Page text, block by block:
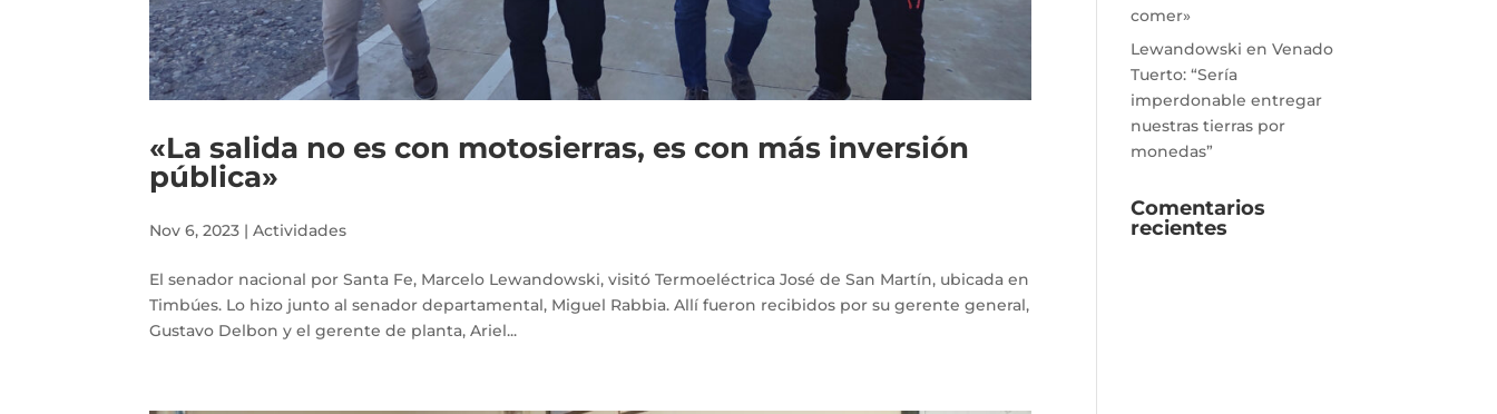
«La salida no es con motosierras, es con más inversión
pública»
Nov 6, 2023 |Actividades
El senador nacional por Santa Fe, Marcelo Lewandowski, visitó Termoeléctrica José de San Martín, ubicada en
Timbúes. Lo hizo junto al senador departamental, Miguel Rabbia. Allí fueron recibidos por su gerente general,
Gustavo Delbon y el gerente de planta, Ariel...
comer»
Lewandowski en Venado
Tuerto: “Sería
imperdonable entregar
nuestras tierras por
monedas”
Comentarios
recientes